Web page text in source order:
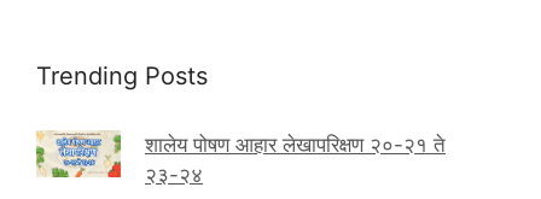
Trending Posts
शालेय पोषण आहार लेखापरिक्षण २०-२१ ते
२३-२४